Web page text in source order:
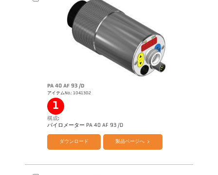
カタログ CellaTemp PA
PA 40 AF 93 /D
アイテムNo.: 1041302
1
構成:
パイロメーター PA 40 AF 93 /D
ダウンロード 製品ページへ